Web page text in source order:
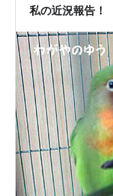
私の近況報告！